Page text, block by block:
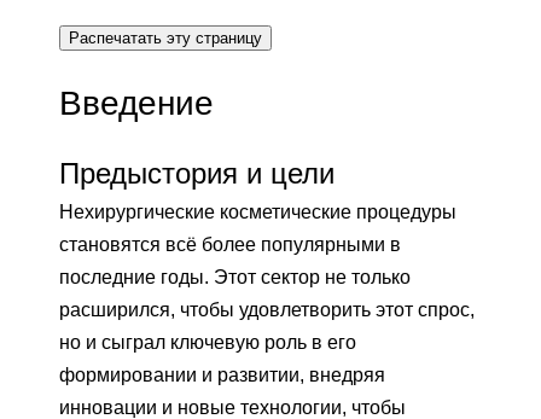
Распечатать эту страницу
Введение
Предыстория и цели
Нехирургические косметические процедуры
становятся всё более популярными в
последние годы. Этот сектор не только
расширился, чтобы удовлетворить этот спрос,
но и сыграл ключевую роль в его
формировании и развитии, внедряя
инновации и новые технологии, чтобы